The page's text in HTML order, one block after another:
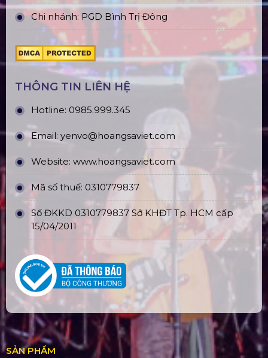
Chi nhánh: PGD Bình Trị Đông
THÔNG TIN LIÊN HỆ
Hotline: 0985.999.345
Email: yenvo@hoangsaviet.com
Website: www.hoangsaviet.com
Mã số thuế: 0310779837
Số ĐKKD 0310779837 Sở KHĐT Tp. HCM cấp
15/04/2011
SẢN PHẨM